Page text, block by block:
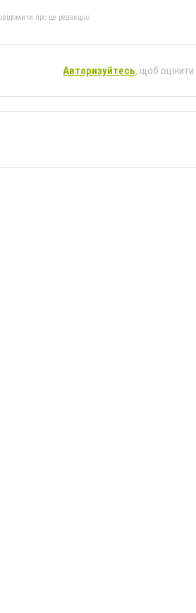
про це редакцію
Авторизуйтесь, щоб оцінити